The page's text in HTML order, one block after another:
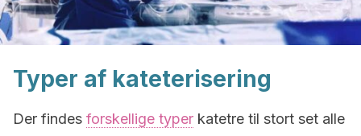
Typer af kateterisering
Der findes forskellige typer katetre til stort set alle